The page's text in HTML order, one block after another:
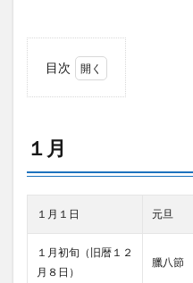
目次
２月
４月
5
１月
１月１日 元旦
１月初旬（旧暦１２
月８日）
臘八節